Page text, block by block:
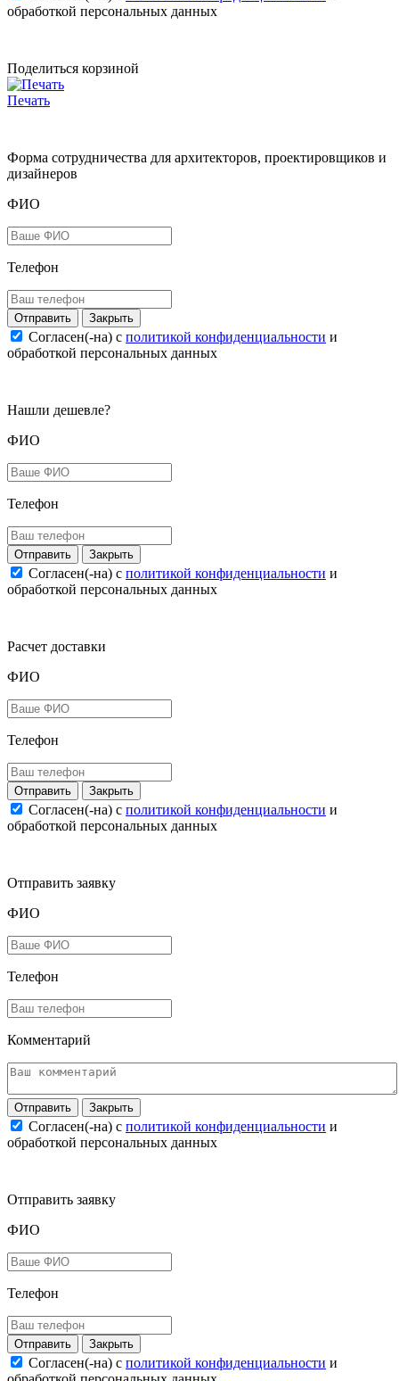
обработкой персональных данных
Поделиться корзиной
Печать
Форма сотрудничества для архитекторов, проектировщиков и
дизайнеров
ФИО
Телефон
Закрыть
Согласен(-на) c политикой конфиденциальности и
обработкой персональных данных
Нашли дешевле?
ФИО
Телефон
Закрыть
Согласен(-на) c политикой конфиденциальности и
обработкой персональных данных
Расчет доставки
ФИО
Телефон
Закрыть
Согласен(-на) c политикой конфиденциальности и
обработкой персональных данных
Отправить заявку
ФИО
Телефон
Комментарий
Закрыть
Согласен(-на) c политикой конфиденциальности и
обработкой персональных данных
Отправить заявку
ФИО
Телефон
Закрыть
Согласен(-на) c политикой конфиденциальности и